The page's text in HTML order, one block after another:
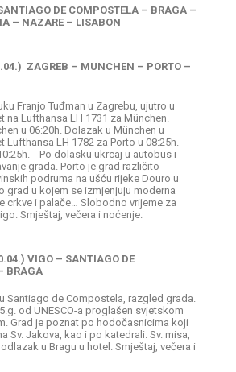
DE COMPOSTELA – BRAGA –
– NAZARE – LISABON
ZAGREB – MUNCHEN – PORTO –
Franjo Tuđman u Zagrebu, ujutro u
na Lufthansa LH 1731 za München.
u 06:20h. Dolazak u München u
Lufthansa LH 1782 za Porto u 08:25h.
Po dolasku ukrcaj u autobus i
grada. Porto je grad različito
podruma na ušću rijeke Douro u
grad u kojem se izmjenjuju moderna
crkve i palače… Slobodno vrijeme za
Smještaj, večera i noćenje.
VIGO – SANTIAGO DE
BRAGA
Santiago de Compostela, razgled grada.
od UNESCO-a proglašen svjetskom
Grad je poznat po hodočasnicima koji
Sv. Jakova, kao i po katedrali. Sv. misa,
u Bragu u hotel. Smještaj, večera i